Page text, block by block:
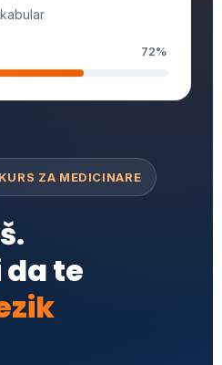
ZA MEDICINARE
da te
72%